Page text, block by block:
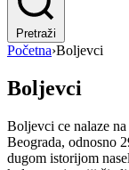
Pretraži
Početna›Boljevci
Boljevci
Boljevci ce nalaze
Beograda, odnosno
dugom istorijom